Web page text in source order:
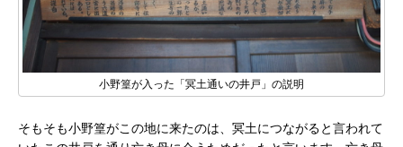
小野篁が入った「冥土通いの井戸」の説明
そもそも小野篁がこの地に来たのは、冥土につながると言われて